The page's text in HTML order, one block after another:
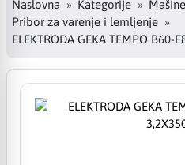
Naslovna Kategorije
Pribor za varenje i lemljenje
ELEKTRODA GEKA TEMPO B60-